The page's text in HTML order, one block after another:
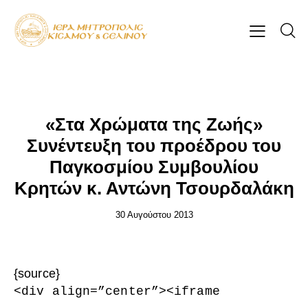
«Στα Χρώματα της Ζωής»
Συνέντευξη του προέδρου του
Παγκοσμίου Συμβουλίου
Κρητών κ. Αντώνη Τσουρδαλάκη
30 Αυγούστου 2013
{source}
<div align=”center”><iframe